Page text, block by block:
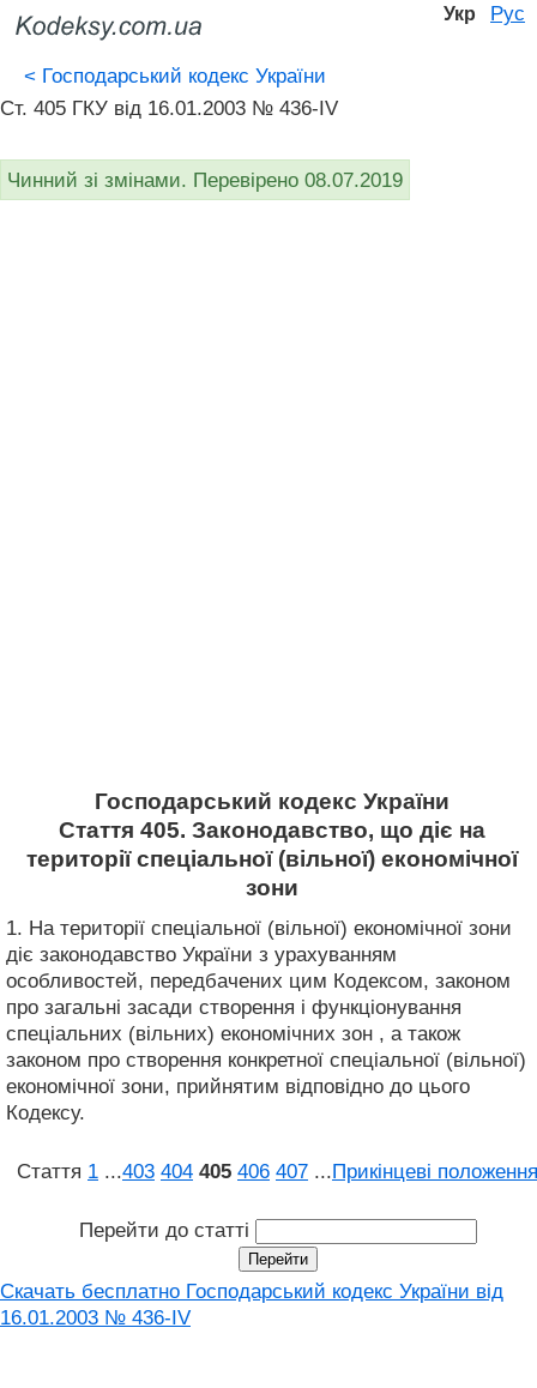
Укр Рус
< Господарський кодекс України
Ст. 405 ГКУ від 16.01.2003 № 436-IV
Чинний зі змінами. Перевірено 08.07.2019
Господарський кодекс України
Стаття 405. Законодавство, що діє на
території спеціальної (вільної) економічної
зони
1. На території спеціальної (вільної) економічної зони
діє законодавство України з урахуванням
особливостей, передбачених цим Кодексом, законом
про загальні засади створення і функціонування
спеціальних (вільних) економічних зон , а також
законом про створення конкретної спеціальної (вільної)
економічної зони, прийнятим відповідно до цього
Кодексу.
Стаття 1 ...403 404 405 406 407 ...Прикінцеві положення
Перейти до статті
Скачать бесплатно Господарський кодекс України від
16.01.2003 № 436-IV